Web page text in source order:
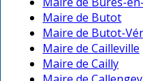
Maire de Butot
Maire de Butot-
Maire de Cailleville
Maire de Cailly